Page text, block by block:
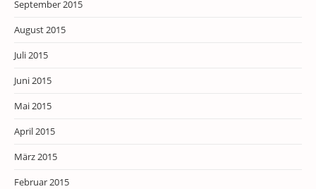
September 2015
August 2015
Juli 2015
Juni 2015
Mai 2015
April 2015
März 2015
Februar 2015